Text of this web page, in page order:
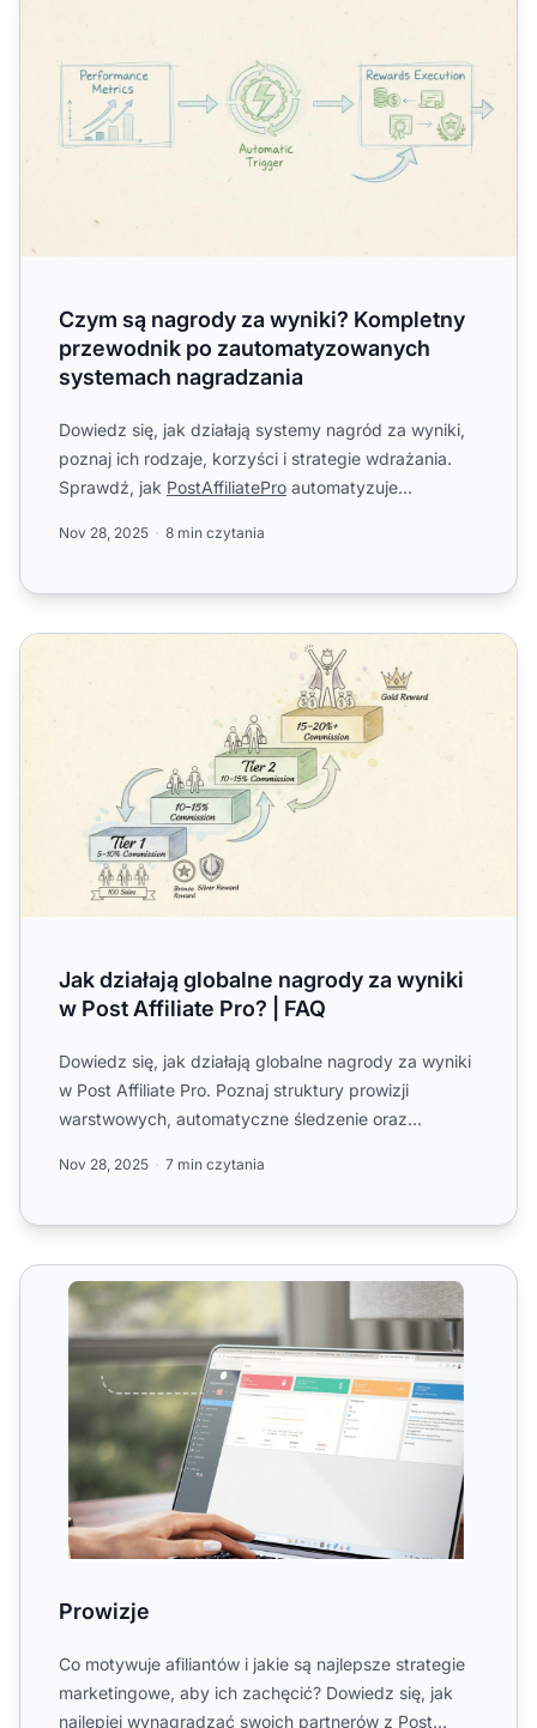
Czym są nagrody za wyniki? Kompletny
przewodnik po zautomatyzowanych
systemach nagradzania
Dowiedz się, jak działają systemy nagród za wyniki,
poznaj ich rodzaje, korzyści i strategie wdrażania.
Sprawdź, jak PostAffiliatePro automatyzuje
Nov 28, 2025 8 min czytania
Jak działają globalne nagrody za wyniki w Post Affiliate
Jak działają globalne nagrody za wyniki
w Post Affiliate Pro? | FAQ
Dowiedz się, jak działają globalne nagrody za wyniki
w Post Affiliate Pro. Poznaj struktury prowizji
warstwowych, automatyczne śledzenie oraz
Nov 28, 2025 7 min czytania
Prowizje
Prowizje
Co motywuje afiliantów i jakie są najlepsze strategie
marketingowe, aby ich zachęcić? Dowiedz się, jak
najlepiej wynagradzać swoich partnerów z Post